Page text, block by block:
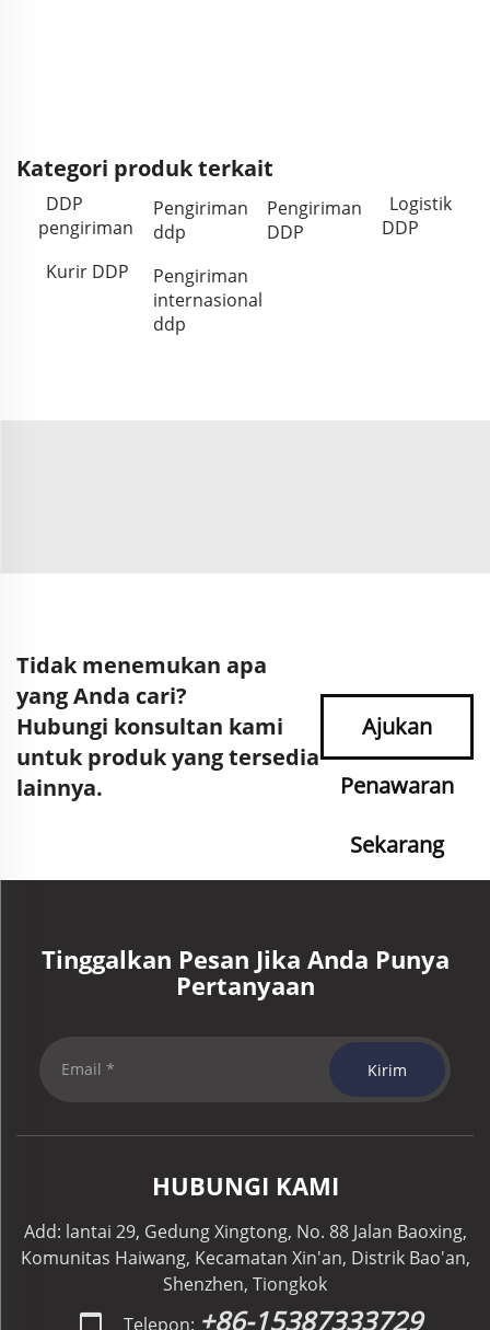
Kategori produk terkait
DDP
pengiriman
Pengiriman
ddp
Pengiriman
DDP
Logistik
DDP
Kurir DDP
Pengiriman
internasional
ddp
Tidak menemukan apa
yang Anda cari?
Hubungi konsultan kami
untuk produk yang tersedia
lainnya.
Ajukan
Penawaran
Sekarang
Tinggalkan Pesan Jika Anda Punya
Pertanyaan
Kirim
HUBUNGI KAMI
Add: lantai 29, Gedung Xingtong, No. 88 Jalan Baoxing,
Komunitas Haiwang, Kecamatan Xin'an, Distrik Bao'an,
Shenzhen, Tiongkok
Telepon: +86-15387333729